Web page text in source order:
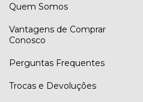
Quem Somos
Vantagens de Comprar
Conosco
Perguntas Frequentes
Trocas e Devoluções